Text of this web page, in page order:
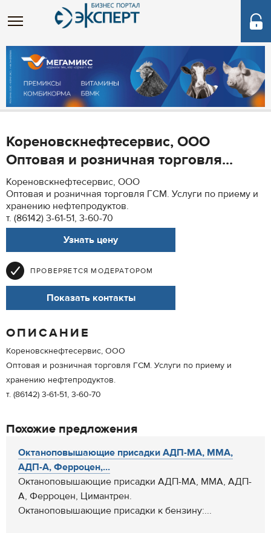
Кореновскнефтесервис, ООО
Оптовая и розничная торговля...
Кореновскнефтесервис, ООО
Оптовая и розничная торговля ГСМ. Услуги по приему и
хранению нефтепродуктов.
т. (86142) 3-61-51, 3-60-70
Узнать цену
ПРОВЕРЯЕТСЯ МОДЕРАТОРОМ
Показать контакты
ОПИСАНИЕ
Кореновскнефтесервис, ООО
Оптовая и розничная торговля ГСМ. Услуги по приему и
хранению нефтепродуктов.
т. (86142) 3-61-51, 3-60-70
Похожие предложения
Октаноповышающие присадки АДП-МА, ММА,
АДП-А, Ферроцен,...
Октаноповышающие присадки АДП-МА, ММА, АДП-
А, Ферроцен, Цимантрен.
Октаноповышающие присадки к бензину:...